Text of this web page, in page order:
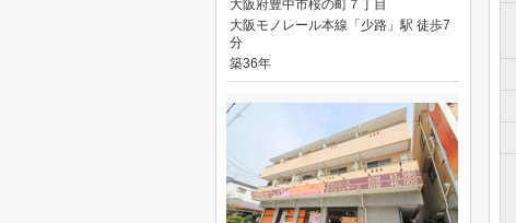
大阪府豊中市桜の町７丁目
大阪モノレール本線「少路」駅 徒歩7
分
築36年